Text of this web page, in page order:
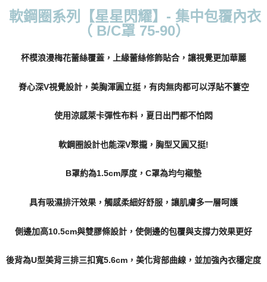
付款後7-11取貨
每筆NT$70，滿NT$799(含以上)免運費
每筆NT$70，滿NT$799(含以上)免運費
離島宅配
軟鋼圈系列【星星閃耀】- 集中包覆內衣
（ B/C罩 75-90）
杯模浪漫梅花蕾絲覆蓋，上緣蕾絲修飾貼合，讓視覺更加華麗
脊心深V視覺設計，美胸渾圓立挺，有肉無肉都可以浮貼不簍空
使用涼感萊卡彈性布料，夏日出門都不怕悶
軟鋼圈設計也能深V聚攏，胸型又圓又挺!
B罩約為1.5cm厚度，C罩為均勻襯墊
具有吸濕排汗效果，觸感柔細好舒服，讓肌膚多一層呵護
側邊加高10.5cm與雙膠條設計，使側邊的包覆與支撐力效果更好
後背為U型美背三排三扣寬5.6cm，美化背部曲線，並加強內衣穩定度